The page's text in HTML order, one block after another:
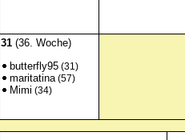
31 (36. Woche)
butterfly95 (31)
maritatina(57)
Mimi (34)